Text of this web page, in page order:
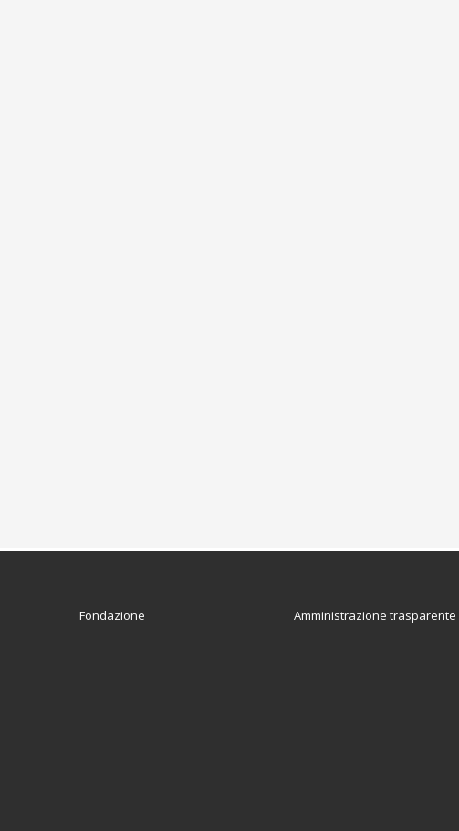
Fondazione Amministrazione trasparente